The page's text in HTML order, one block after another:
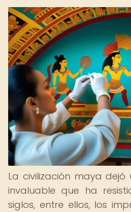
La civilización maya
invaluable que ha
siglos, entre ellos, los